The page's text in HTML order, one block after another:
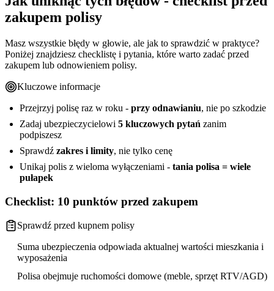
zakupem polisy
Masz wszystkie błędy w głowie, ale jak to sprawdzić w praktyce?
Poniżej znajdziesz checklistę i pytania, które warto zadać przed
zakupem lub odnowieniem polisy.
Kluczowe informacje
Przejrzyj polisę raz w roku - przy odnawianiu, nie po szkodzie
Zadaj ubezpieczycielowi 5 kluczowych pytań zanim
podpiszesz
Sprawdź zakres i limity, nie tylko cenę
Unikaj polis z wieloma wyłączeniami - tania polisa = wiele
pułapek
Checklist: 10 punktów przed zakupem
Sprawdź przed kupnem polisy
Suma ubezpieczenia odpowiada aktualnej wartości mieszkania i
wyposażenia
Polisa obejmuje ruchomości domowe (meble, sprzęt RTV/AGD)